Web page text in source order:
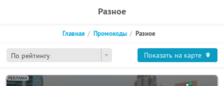
Разное
По рейтингу
Главная Промокоды Разное
Показать на карте